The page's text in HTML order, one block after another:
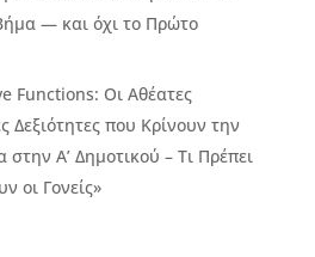
— και όχι το Πρώτο
Functions: Οι Αθέατες
Δεξιότητες που Κρίνουν την
στην Α’ Δημοτικού – Τι Πρέπει
οι Γονείς»